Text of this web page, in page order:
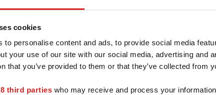
cookies
to personalise content and ads, to provide social media
your use of our site with our social media, advertising and
that you’ve provided to them or that they’ve collected from
third parties who may receive and process your